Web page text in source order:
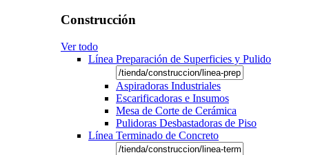
Construcción
Ver todo
Línea Preparación de Superficies y Pulido
Aspiradoras Industriales
Escarificadoras e Insumos
Mesa de Corte de Cerámica
Pulidoras Desbastadoras de Piso
Línea Terminado de Concreto